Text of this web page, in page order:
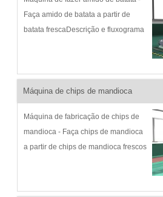
Faça amido de batata a partir de
batata frescaDescrição e fluxograma
continuamente máquina de fazer
amido de batata desde 1991 para
m...
Máquina de chips de mandioca
Máquina de fabricação de chips de
mandioca - Faça chips de mandioca
a partir de chips de mandioca frescos
chips ou fatias feitas de raízes de